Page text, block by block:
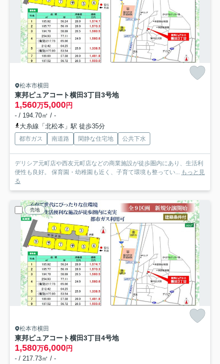
松本市横田
東邦ピュアコート横田3丁目3号地
1,560万5,000円
- / 194.70㎡ / -
大糸線「北松本」駅 徒歩35分
都市ガス 南道路 閑静な住宅地 公共下水
デリシア元町店や西友元町店などの商業施設が徒歩圏内にあり、生活利
便性も良好。 保育園・幼稚園も近く、子育て環境も整ってい... もっと見
る
売地
松本市横田
東邦ピュアコート横田3丁目4号地
1,580万6,000円
- / 217.73㎡ / -